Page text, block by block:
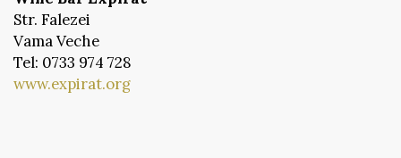
Str. Falezei
Vama Veche
Tel: 0733 974 728
www.expirat.org